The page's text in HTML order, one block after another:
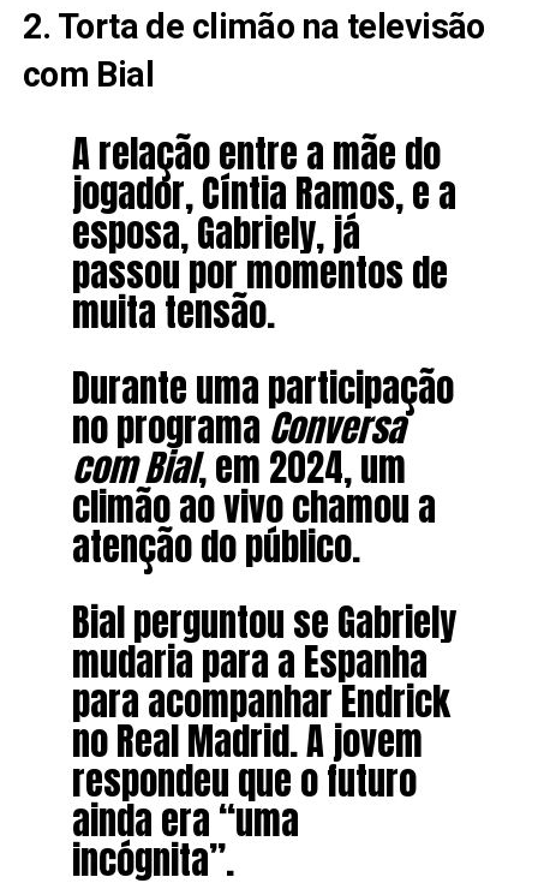
2. Torta de climão na televisão
com Bial
A relação entre a mãe do
jogador, Cíntia Ramos, e a
esposa, Gabriely, já
passou por momentos de
muita tensão.
Durante uma participação
no programaConversa
com Bial, em 2024, um
climão ao vivo chamou a
atenção do público.
Bial perguntou se Gabriely
mudaria para a Espanha
para acompanhar Endrick
no Real Madrid. A jovem
respondeu que o futuro
ainda era “uma
incógnita”.